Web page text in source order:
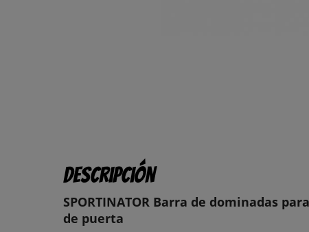
Descripción
SPORTINATOR Barra de dominadas
de puerta